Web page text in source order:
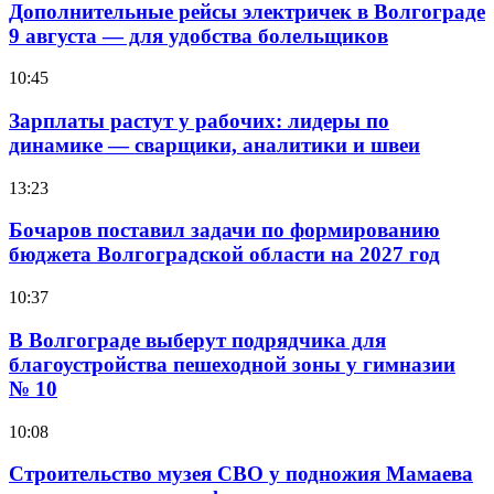
Дополнительные рейсы электричек в Волгограде
9 августа — для удобства болельщиков
10:45
Зарплаты растут у рабочих: лидеры по
динамике — сварщики, аналитики и швеи
13:23
Бочаров поставил задачи по формированию
бюджета Волгоградской области на 2027 год
10:37
В Волгограде выберут подрядчика для
благоустройства пешеходной зоны у гимназии
№ 10
10:08
Строительство музея СВО у подножия Мамаева